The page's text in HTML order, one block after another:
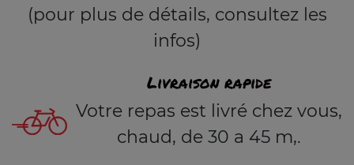
(pour plus de détails, consultez les
infos)
Livraison rapide
Votre repas est livré chez vous,
chaud, de 30 a 45 m,.